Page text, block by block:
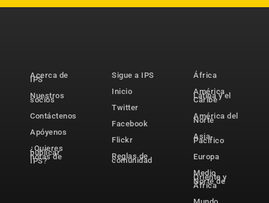
Acerca de
IPS
Nuestros
socios
Contáctenos
Apóyenos
¿Quieres
publicar
notas de
IPS?
Sigue a IPS
Inicio
Twitter
Facebook
Flickr
Reglas de
comunidad
África
América
Latina y el
Caribe
América del
Norte
Asia-
Pacífico
Europa
Medio
Oriente y
Norte de
África